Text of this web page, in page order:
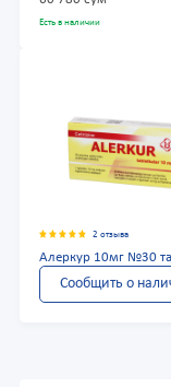
Есть в наличии
2 отзыва
Алеркур 10мг №30
Сообщить о